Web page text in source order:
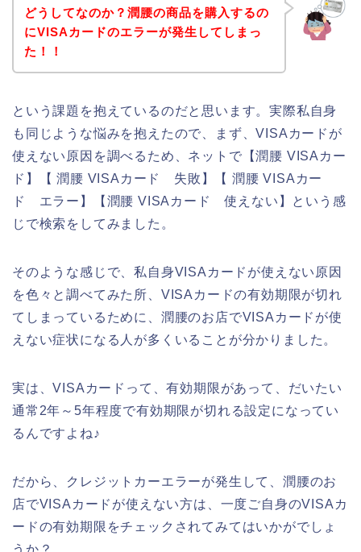
どうしてなのか？潤腰の商品を購入するの
にVISAカードのエラーが発生してしまっ
た！！
という課題を抱えているのだと思います。実際私自身
も同じような悩みを抱えたので、まず、VISAカードが
使えない原因を調べるため、ネットで【潤腰 VISAカー
ド】【 潤腰 VISAカード 失敗】【 潤腰 VISAカー
ド エラー】【潤腰 VISAカード 使えない】という感
じで検索をしてみました。
そのような感じで、私自身VISAカードが使えない原因
を色々と調べてみた所、VISAカードの有効期限が切れ
てしまっているために、潤腰のお店でVISAカードが使
えない症状になる人が多くいることが分かりました。
実は、VISAカードって、有効期限があって、だいたい
通常2年～5年程度で有効期限が切れる設定になってい
るんですよね♪
だから、クレジットカーエラーが発生して、潤腰のお
店でVISAカードが使えない方は、一度ご自身のVISAカ
ードの有効期限をチェックされてみてはいかがでしょ